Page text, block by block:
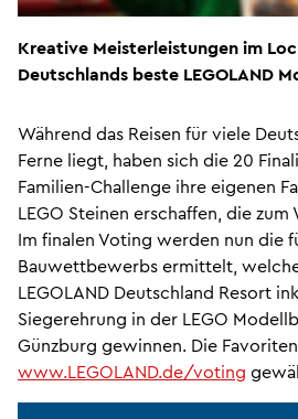
Kreative Meisterleistungen im
Deutschlands beste LEGOLAND
Während das Reisen für viele
Ferne liegt, haben sich die 20
Familien-Challenge ihre eigenen
LEGO Steinen erschaffen, die
Im finalen Voting werden nun die
Bauwettbewerbs ermittelt,
LEGOLAND Deutschland Resort
Siegerehrung in der LEGO
Günzburg gewinnen. Die
www.LEGOLAND.de/voting